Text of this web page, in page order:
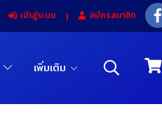
เข้าสู่ระบบ สมัครสมาชิก
เพิ่มเติม